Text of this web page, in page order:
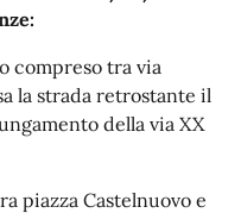
compreso tra via
la strada retrostante il
della via XX
piazza Castelnuovo e